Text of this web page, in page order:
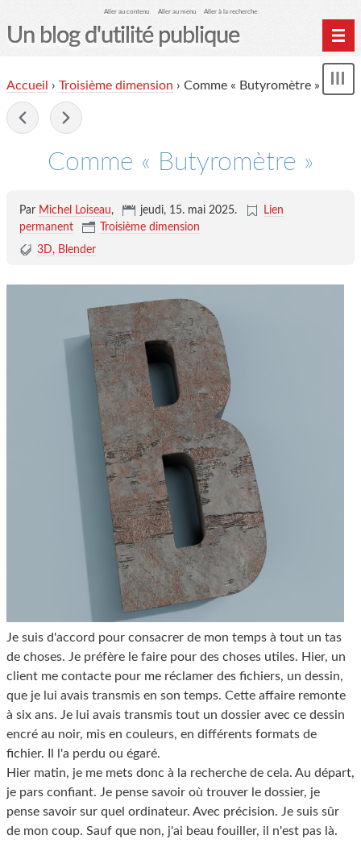
Aller au contenu Aller au menu Aller à la recherche
Un blog d'utilité publique
le Glob qui nuisait grave
le blog des origines
Accueil › Troisième dimension › Comme « Butyromètre »
Comme « Butyromètre »
Par Michel Loiseau, jeudi, 15. mai 2025.
Lien
permanent
Troisième dimension
3D
Blender
Je suis d'accord pour consacrer de mon temps à tout un tas
de choses. Je préfère le faire pour des choses utiles. Hier, un
client me contacte pour me réclamer des fichiers, un dessin,
que je lui avais transmis en son temps. Cette affaire remonte
à six ans. Je lui avais transmis tout un dossier avec ce dessin
encré au noir, mis en couleurs, en différents formats de
fichier. Il l'a perdu ou égaré.
Hier matin, je me mets donc à la recherche de cela. Au départ,
je pars confiant. Je pense savoir où trouver le dossier, je
pense savoir sur quel ordinateur. Avec précision. Je suis sûr
de mon coup. Sauf que non, j'ai beau fouiller, il n'est pas là.